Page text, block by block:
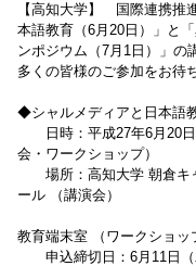
【高知大学】 国際連携推
本語教育（6月20日）」と
ンポジウム（7月1日）」の
多くの皆様のご参加をお待
◆シャルメディアと日本語
日時：平成27年6月20
会・ワークショップ）
場所：高知大学 朝倉キ
ール （講演会）
メデ
教育端末室 （ワークショッ
申込締切日：6月11日（